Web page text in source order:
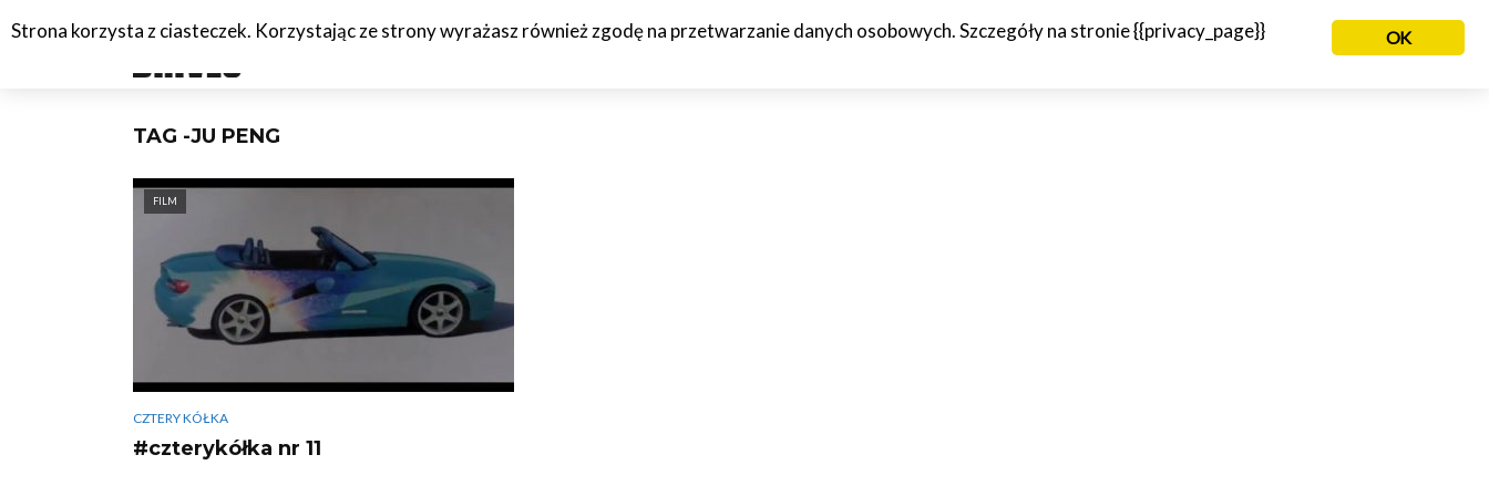
CZTERY KÓŁKA JAZDA PRÓBNA WTF! O MNIE
TAG -JU PENG
FILM
CZTERY KÓŁKA
#czterykółka nr 11
OK
Strona korzysta z ciasteczek. Korzystając ze strony wyrażasz również zgodę na przetwarzanie danych osobowych. Szczegóły na stronie {{privacy_page}}